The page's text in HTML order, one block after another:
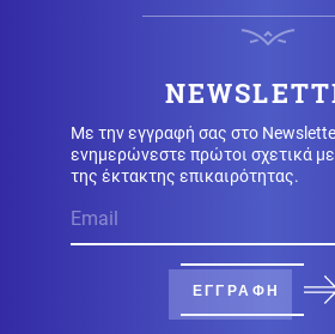
Κοινωνία
Στον εισαγγελέα ο ιδιοκτήτης
Κόσμος 09.08.2026 - 11:30
ΗΠΑ: «Δώρο» 1 δισ. δολάρια
ορκωμοσία του νέου προέδρου
Ο Τούρκος ΥΠΕΞ Φιντάν καλεί
στη "Συμφωνία της Μέκκας" -
Με την εγγραφή σας στο
ενημερώνεστε πρώτοι σχετικά με
της έκτακτης επικαιρότητας.
ΕΓΓΡΑΦΗ